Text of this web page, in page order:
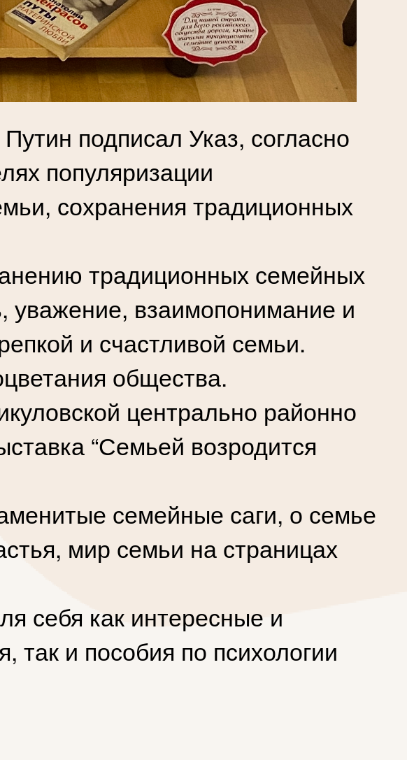
подписал Указ, согласно
популяризации
сохранения традиционных
традиционных семейных
уважение, взаимопонимание и
и счастливой семьи.
общества.
центрально районно
“Семьей возродится
семейные саги, о семье
мир семьи на страницах
себя как интересные и
так и пособия по психологии